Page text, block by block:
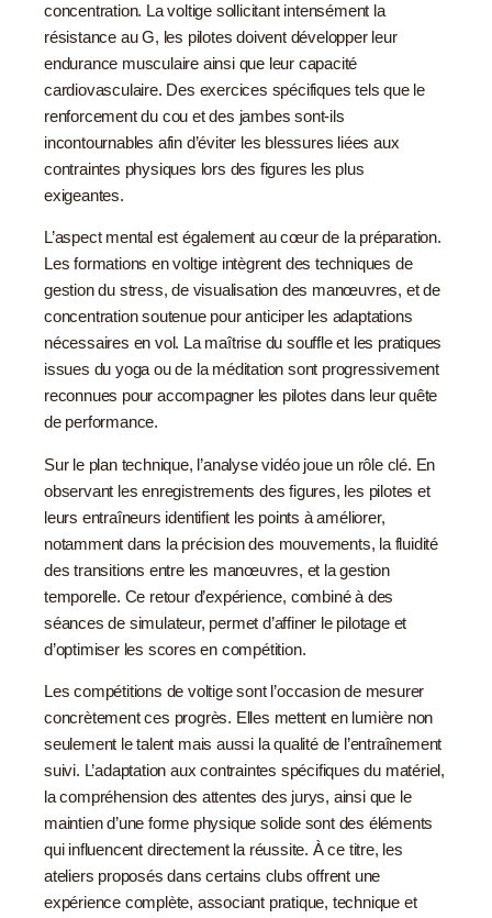
concentration. La voltige sollicitant intensément la
résistance au G, les pilotes doivent développer leur
endurance musculaire ainsi que leur capacité
cardiovasculaire. Des exercices spécifiques tels que le
renforcement du cou et des jambes sont-ils
incontournables afin d’éviter les blessures liées aux
contraintes physiques lors des figures les plus
exigeantes.
L’aspect mental est également au cœur de la préparation.
Les formations en voltige intègrent des techniques de
gestion du stress, de visualisation des manœuvres, et de
concentration soutenue pour anticiper les adaptations
nécessaires en vol. La maîtrise du souffle et les pratiques
issues du yoga ou de la méditation sont progressivement
reconnues pour accompagner les pilotes dans leur quête
de performance.
Sur le plan technique, l’analyse vidéo joue un rôle clé. En
observant les enregistrements des figures, les pilotes et
leurs entraîneurs identifient les points à améliorer,
notamment dans la précision des mouvements, la fluidité
des transitions entre les manœuvres, et la gestion
temporelle. Ce retour d’expérience, combiné à des
séances de simulateur, permet d’affiner le pilotage et
d’optimiser les scores en compétition.
Les compétitions de voltige sont l’occasion de mesurer
concrètement ces progrès. Elles mettent en lumière non
seulement le talent mais aussi la qualité de l’entraînement
suivi. L’adaptation aux contraintes spécifiques du matériel,
la compréhension des attentes des jurys, ainsi que le
maintien d’une forme physique solide sont des éléments
qui influencent directement la réussite. À ce titre, les
ateliers proposés dans certains clubs offrent une
expérience complète, associant pratique, technique et